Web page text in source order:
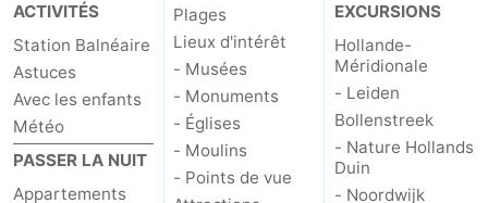
Scheveningen
-
La
Haye
-
Rotterdam
-
Rockanje
Zeeland
ACTIVITÉS
Station Balnéaire
Astuces
Avec les enfants
Météo
PASSER LA NUIT
Appartements
Plages
Lieux d'intérêt
- Musées
- Monuments
- Églises
- Moulins
- Points de vue
EXCURSIONS
Hollande-
Méridionale
- Leiden
Bollenstreek
- Nature Hollands
Duin
- Noordwijk